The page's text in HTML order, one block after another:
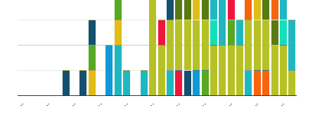
.. .. .. .. .. .. .. .. .. .. ..